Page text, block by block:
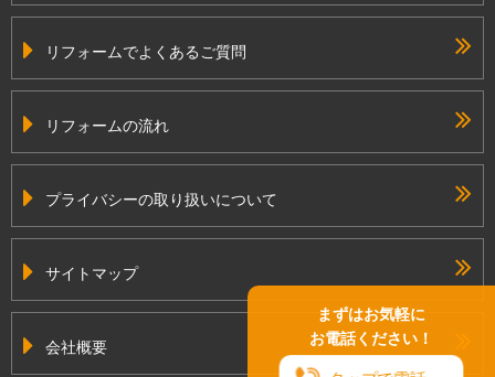
まずはお気軽に
お電話ください！
リフォームでよくあるご質問
リフォームの流れ
プライバシーの取り扱いについて
サイトマップ
会社概要